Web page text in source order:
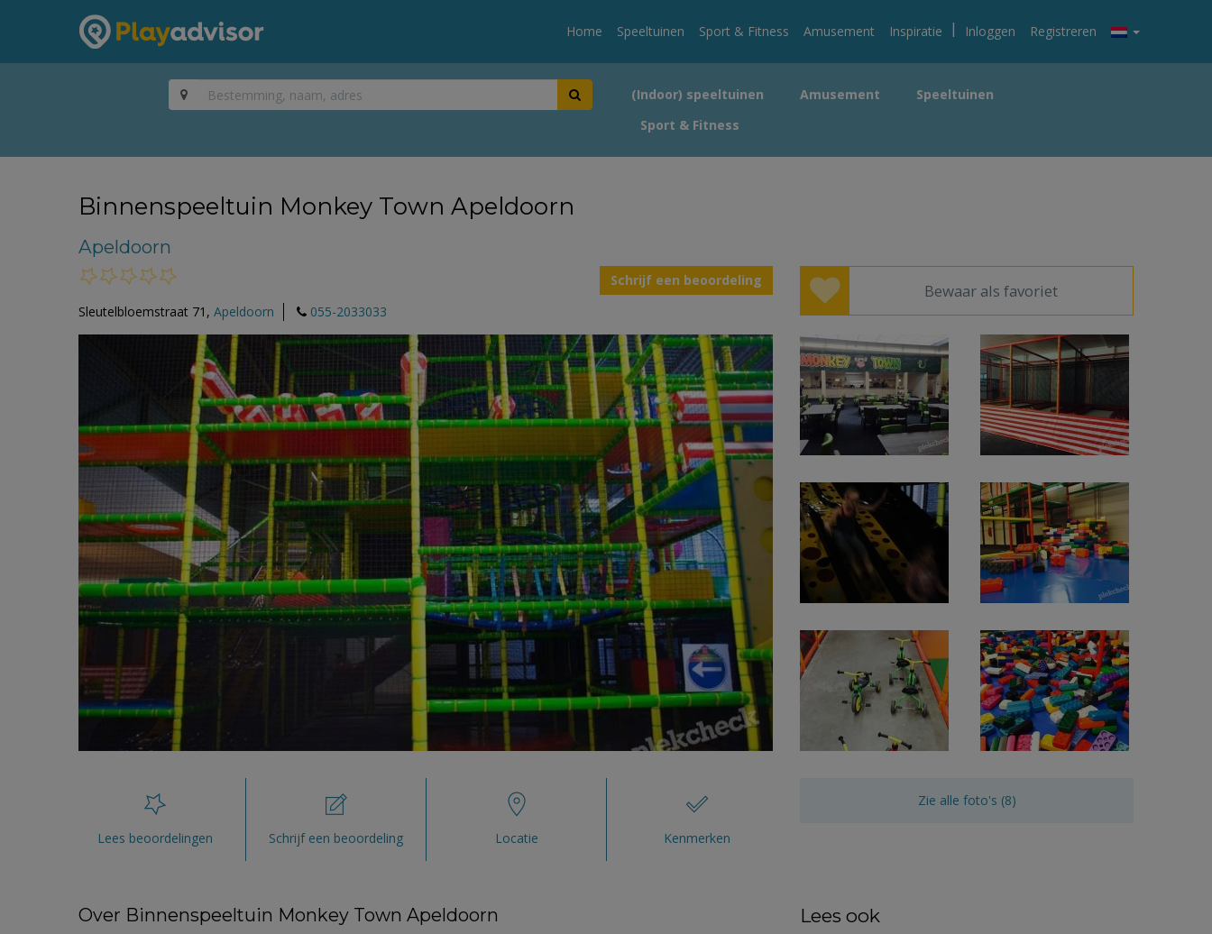
Home Speeltuinen Sport & Fitness Amusement Inspiratie | Inloggen Registreren
(Indoor) speeltuinen Amusement
Speeltuinen
Sport & Fitness
Binnenspeeltuin Monkey Town Apeldoorn
Apeldoorn
Schrijf een beoordeling
Sleutelbloemstraat 71, Apeldoorn 055-2033033
Bewaar als favoriet
Lees beoordelingen Schrijf een beoordeling Locatie Kenmerken
Zie alle foto's (8)
Over Binnenspeeltuin Monkey Town Apeldoorn Lees ook